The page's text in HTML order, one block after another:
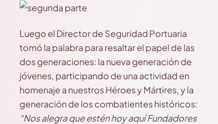
Luego el Director de Seguridad Portuaria
tomó la palabra para resaltar el papel de las
dos generaciones: la nueva generación de
jóvenes, participando de una actividad en
homenaje a nuestros Héroes y Mártires, y la
generación de los combatientes históricos:
“Nos alegra que estén hoy aquí Fundadores